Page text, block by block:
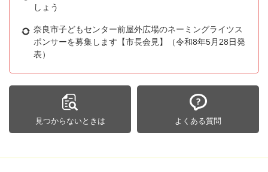
しょう
奈良市子どもセンター前屋外広場のネーミングライツス
ポンサーを募集します【市長会見】（令和8年5月28日発
表）
見つからないときは よくある質問